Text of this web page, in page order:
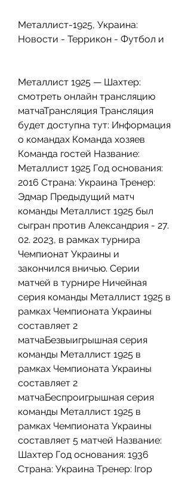
Металлист-1925, Украина:
Новости - Террикон - Футбол и
Металлист 1925 — Шахтер:
смотреть онлайн трансляцию
матчаТрансляция Трансляция
будет доступна тут: Информация
о командах Команда хозяев
Команда гостей Название:
Металлист 1925 Год основания:
2016 Страна: Украина Тренер:
Эдмар Предыдущий матч
команды Металлист 1925 был
сыгран против Александрия - 27.
02. 2023, в рамках турнира
Чемпионат Украины и
закончился вничью. Серии
матчей в турнире Ничейная
серия команды Металлист 1925 в
рамках Чемпионата Украины
составляет 2
матчаБезвыигрышная серия
команды Металлист 1925 в
рамках Чемпионата Украины
составляет 2
матчаБеспроигрышная серия
команды Металлист 1925 в
рамках Чемпионата Украины
составляет 5 матчей Название:
Шахтер Год основания: 1936
Страна: Украина Тренер: Ігор